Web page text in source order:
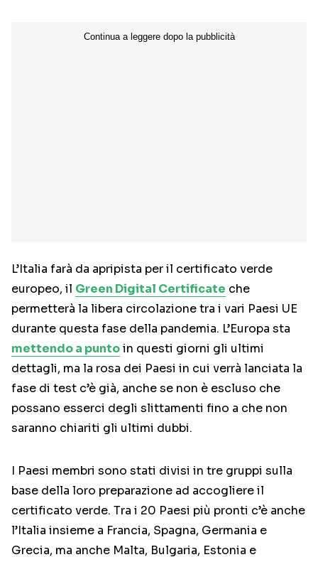
L’Italia farà da apripista per il certificato verde
europeo, il Green Digital Certificate che
permetterà la libera circolazione tra i vari Paesi UE
durante questa fase della pandemia. L’Europa sta
mettendo a puntoin questi giorni gli ultimi
dettagli, ma la rosa dei Paesi in cui verrà lanciata la
fase di test c’è già, anche se non è escluso che
possano esserci degli slittamenti fino a che non
saranno chiariti gli ultimi dubbi.
I Paesi membri sono stati divisi in tre gruppi sulla
base della loro preparazione ad accogliere il
certificato verde. Tra i 20 Paesi più pronti c’è anche
l’Italia insieme a Francia, Spagna, Germania e
Grecia, ma anche Malta, Bulgaria, Estonia e